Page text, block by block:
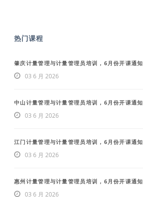
热门课程
肇庆计量管理与计量管理员培训，6月份开课通知
03 6 月 2026
中山计量管理与计量管理员培训，6月份开课通知
03 6 月 2026
江门计量管理与计量管理员培训，6月份开课通知
03 6 月 2026
惠州计量管理与计量管理员培训，6月份开课通知
03 6 月 2026